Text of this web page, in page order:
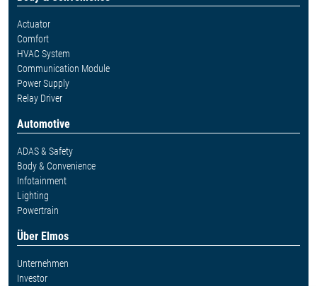
Actuator
Comfort
HVAC System
Communication Module
Power Supply
Relay Driver
Automotive
ADAS & Safety
Body & Convenience
Infotainment
Lighting
Powertrain
Über Elmos
Unternehmen
Investor